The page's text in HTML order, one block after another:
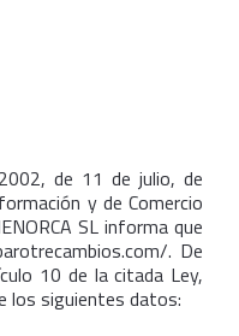
de 11 de julio, de
y de Comercio
SL informa que
. De
10 de la citada Ley,
los siguientes datos: